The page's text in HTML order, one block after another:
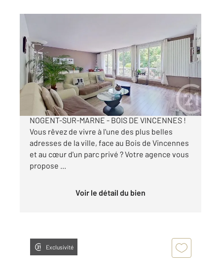
Ref : 1532
Appartement F5 à vendre
1 119 000 €
Appartement à vendre en EXCLUSIVITÉ à
NOGENT-SUR-MARNE - BOIS DE VINCENNES !
Vous rêvez de vivre à l'une des plus belles
adresses de la ville, face au Bois de Vincennes
et au cœur d'un parc privé ? Votre agence vous
propose ...
Voir le détail du bien
Exclusivité